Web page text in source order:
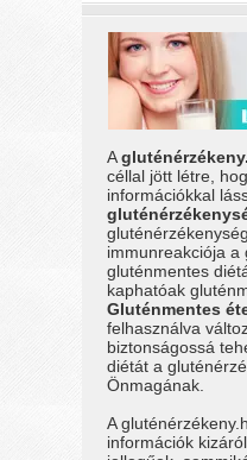
A
céllal jött létre,
információkkal
immunreakciója a
gluténmentes
kaphatóak
Gluténmentes
felhasználva
biztonságossá
diétát a
Önmagának.
A
információk